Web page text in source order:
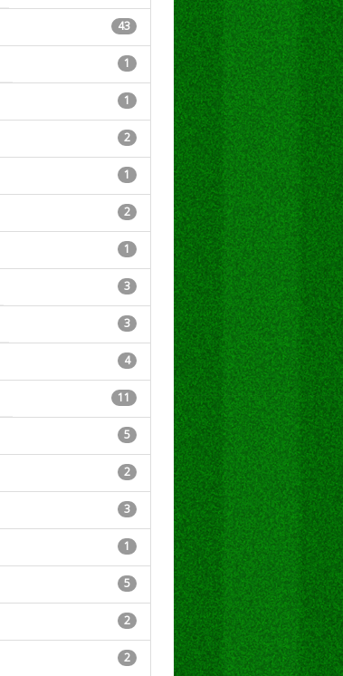
43
1
1
2
1
2
1
3
3
4
11
5
2
3
1
5
2
2